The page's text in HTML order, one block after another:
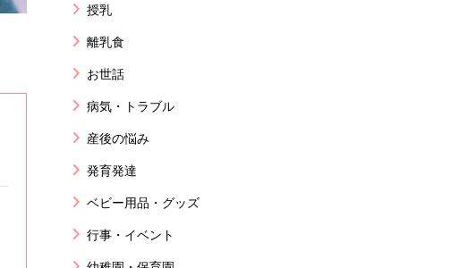
授乳
離乳食
お世話
病気・トラブル
産後の悩み
発育発達
ベビー用品・グッズ
行事・イベント